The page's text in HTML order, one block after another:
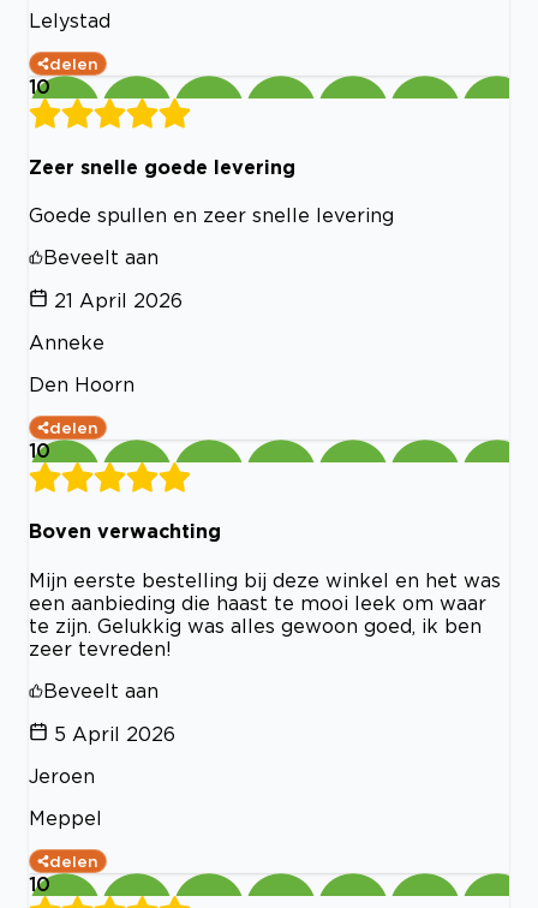
Lelystad
delen
10
Zeer snelle goede levering
Goede spullen en zeer snelle levering
Beveelt aan
21 April 2026
Anneke
Den Hoorn
delen
10
Boven verwachting
Mijn eerste bestelling bij deze winkel en het was
een aanbieding die haast te mooi leek om waar
te zijn. Gelukkig was alles gewoon goed, ik ben
zeer tevreden!
Beveelt aan
5 April 2026
Jeroen
Meppel
delen
10